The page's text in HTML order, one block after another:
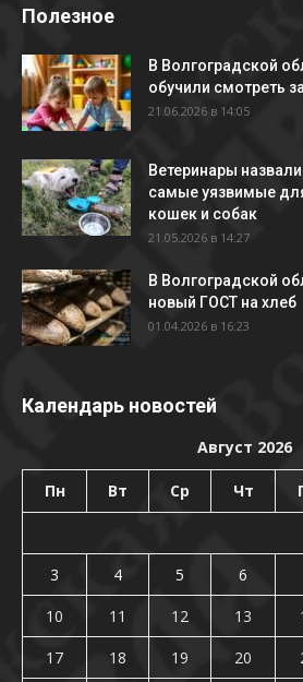
Полезное
В Волгоградской
обучили смотреть
21.06.2026 в 14:05
Ветеринары
самые уязвимые
кошек и собак
21.05.2026 в 14:27
В Волгоградской
новый ГОСТ на хлеб
01.04.2026 в 16:23
Календарь новостей
Август 2026
Пн Вт Ср Чт
3
4 5 6
10
11 12 13
17
18 19 20